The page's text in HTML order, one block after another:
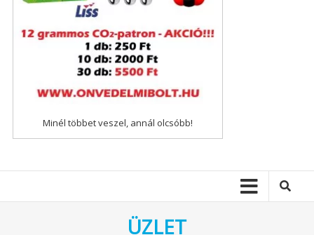
Minél többet veszel, annál olcsóbb!
ÜZLET